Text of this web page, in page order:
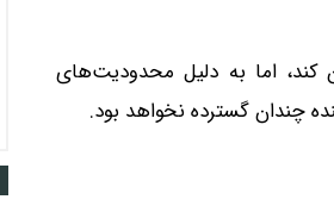
کند، اما به دلیل محدودیت‌های
چندان گسترده نخواهد بود.